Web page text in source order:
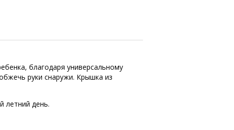
благодаря универсальному
руки снаружи. Крышка из
летний день.